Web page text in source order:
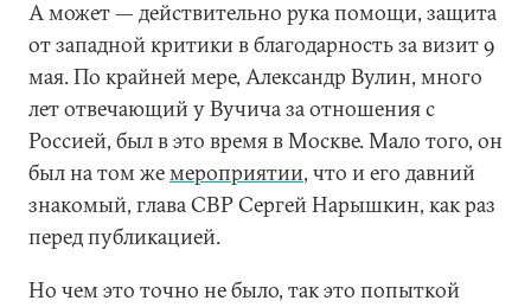
А может — действительно рука помощи, защита
от западной критики в благодарность за визит 9
мая. По крайней мере, Александр Вулин, много
лет отвечающий у Вучича за отношения с
Россией, был в это время в Москве. Мало того, он
был на том жемероприятии, что и его давний
знакомый, глава СВР Сергей Нарышкин, как раз
перед публикацией.
Но чем это точно не было, так это попыткой